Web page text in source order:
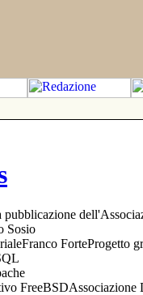
Sosio
ForteProgetto